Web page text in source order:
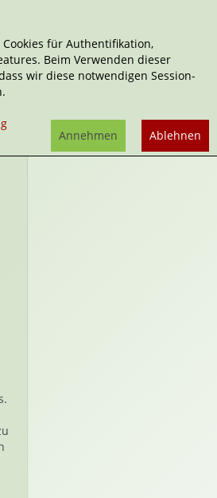
für Authentifikation,
Beim Verwenden dieser
wir diese notwendigen Session-
Ablehnen
Annehmen